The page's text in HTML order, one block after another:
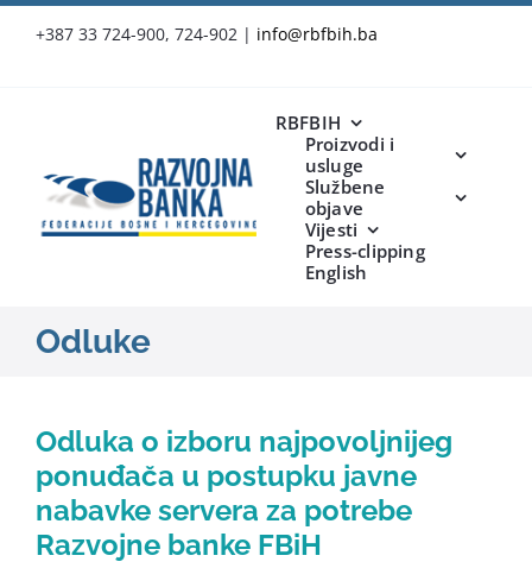
+387 33 724-900, 724-902 | info@rbfbih.ba
RBFBIH
Proizvodi i
usluge
Službene
objave
Vijesti
Press-clipping
English
Odluke
Odluka o izboru najpovoljnijeg
ponuđača u postupku javne
nabavke servera za potrebe
Razvojne banke FBiH